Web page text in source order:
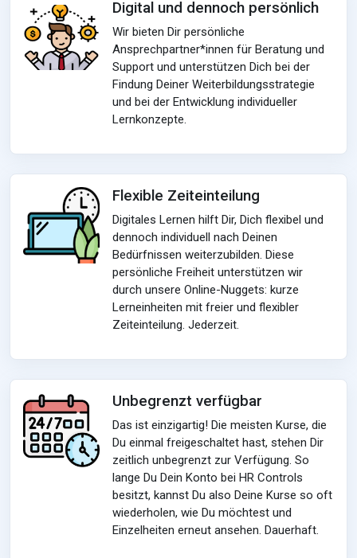
Digital und dennoch persönlich
Wir bieten Dir persönliche
Ansprechpartner*innen für Beratung und
Support und unterstützen Dich bei der
Findung Deiner Weiterbildungsstrategie
und bei der Entwicklung individueller
Lernkonzepte.
Flexible Zeiteinteilung
Digitales Lernen hilft Dir, Dich flexibel und
dennoch individuell nach Deinen
Bedürfnissen weiterzubilden. Diese
persönliche Freiheit unterstützen wir
durch unsere Online-Nuggets: kurze
Lerneinheiten mit freier und flexibler
Zeiteinteilung. Jederzeit.
Unbegrenzt verfügbar
Das ist einzigartig! Die meisten Kurse, die
Du einmal freigeschaltet hast, stehen Dir
zeitlich unbegrenzt zur Verfügung. So
lange Du Dein Konto bei HR Controls
besitzt, kannst Du also Deine Kurse so oft
wiederholen, wie Du möchtest und
Einzelheiten erneut ansehen. Dauerhaft.